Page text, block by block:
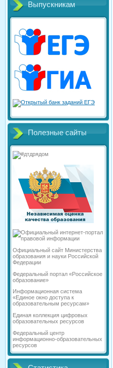
Выпускникам
Полезные сайты
Официальный сайт Министерства
образования и науки Российской
Федерации
Федеральный портал «Российское
образование»
Информационная система
«Единое окно доступа к
образовательным ресурсам»
Единая коллекция цифровых
образовательных ресурсов
Федеральный центр
информационно-образовательных
ресурсов